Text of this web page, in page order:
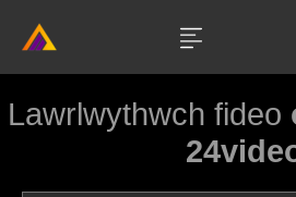
Lawrlwythwch fideo